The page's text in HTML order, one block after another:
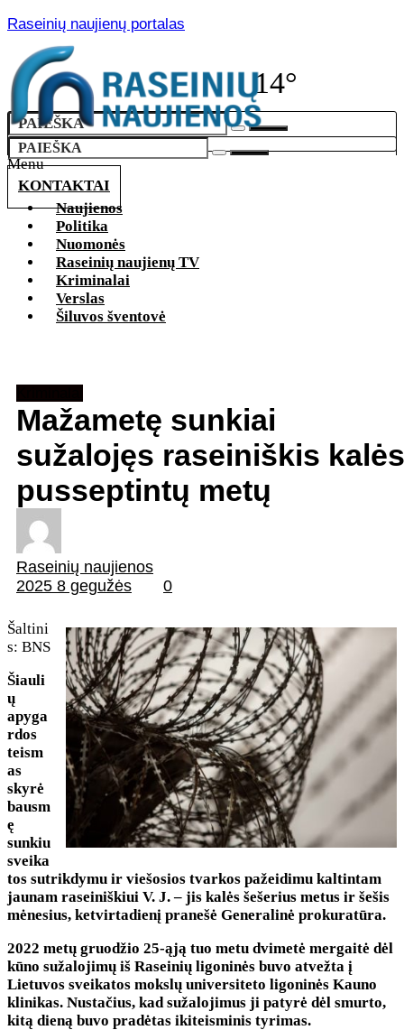
Raseinių naujienų portalas
14°
KONTAKTAI
Menu
Naujienos
Politika
Nuomonės
Raseinių naujienų TV
Kriminalai
Verslas
Šiluvos šventovė
Mažametę sunkiai
sužalojęs raseiniškis kalės
pusseptintų metų
Raseinių naujienos
2025 8 gegužės
0
Šaltini
s: BNS
Šiauli
ų
apyga
rdos
teism
as
skyrė
bausm
ę
sunkiu
sveika
tos sutrikdymu ir viešosios tvarkos pažeidimu kaltintam
jaunam raseiniškiui V. J. – jis kalės šešerius metus ir šešis
mėnesius, ketvirtadienį pranešė Generalinė prokuratūra.
2022 metų gruodžio 25-ąją tuo metu dvimetė mergaitė dėl
kūno sužalojimų iš Raseinių ligoninės buvo atvežta į
Lietuvos sveikatos mokslų universiteto ligoninės Kauno
klinikas. Nustačius, kad sužalojimus ji patyrė dėl smurto,
kitą dieną buvo pradėtas ikiteisminis tyrimas.